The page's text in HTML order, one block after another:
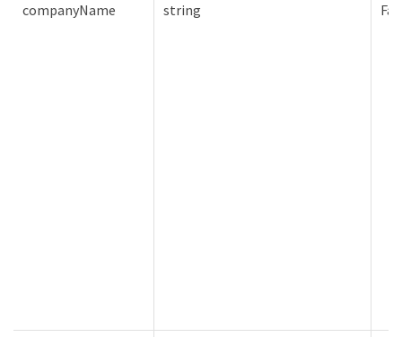
companyName string